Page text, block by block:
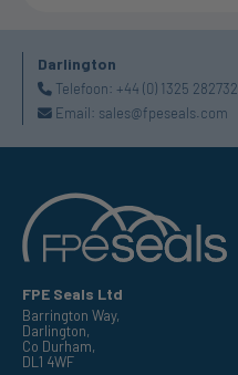
Darlington
Telefoon: +44 (0) 1325 282732
Email: sales@fpeseals.com
FPE Seals Ltd
Barrington Way,
Darlington,
Co Durham,
DL1 4WF